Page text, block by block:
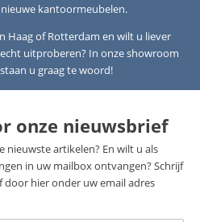
kantoormeubelen.
Haag of Rotterdam en wilt u liever
uitproberen? In onze showroom
u graag te woord!
onze nieuwsbrief
artikelen? En wilt u als
in uw mailbox ontvangen? Schrijf
hier onder uw email adres